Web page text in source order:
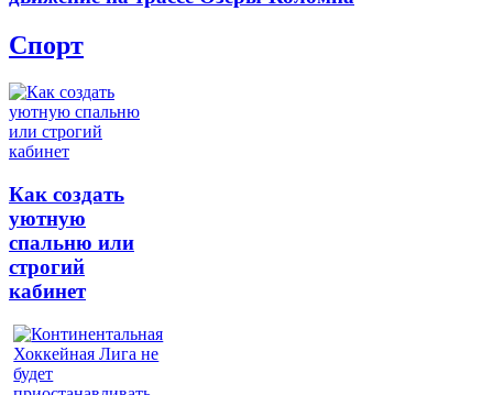
Спорт
Как создать
уютную
спальню или
строгий
кабинет